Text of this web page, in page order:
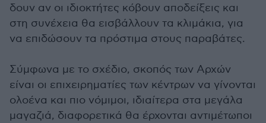
δουν αν οι ιδιοκτήτες κόβουν αποδείξεις και
στη συνέχεια θα εισβάλλουν τα κλιμάκια, για
να επιδώσουν τα πρόστιμα στους παραβάτες.
Σύμφωνα με το σχέδιο, σκοπός των Αρχών
είναι οι επιχειρηματίες των κέντρων να γίνονται
ολοένα και πιο νόμιμοι, ιδιαίτερα στα μεγάλα
μαγαζιά, διαφορετικά θα έρχονται αντιμέτωποι